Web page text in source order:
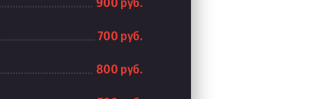
900 руб.
700 руб.
800 руб.